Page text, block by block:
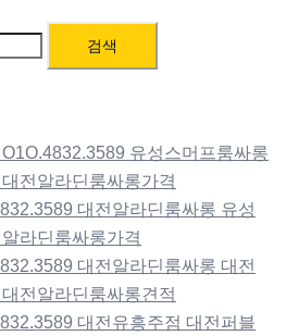
유성스머프룸싸롱
전알라딘룸싸롱가격
대전알라딘룸싸롱 유성
라딘룸싸롱가격
대전알라딘룸싸롱 대전
전알라딘룸싸롱견적
대전유흥주점 대전퍼블